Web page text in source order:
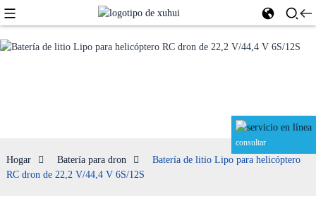
consultar
Hogar Batería para dron
Batería de litio Lipo para helicóptero
RC dron de 22,2 V/44,4 V 6S/12S